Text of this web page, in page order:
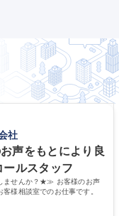
社
声をもとにより良
ルスタッフ
ませんか？★≫ お客様のお声
様相談室でのお仕事です。